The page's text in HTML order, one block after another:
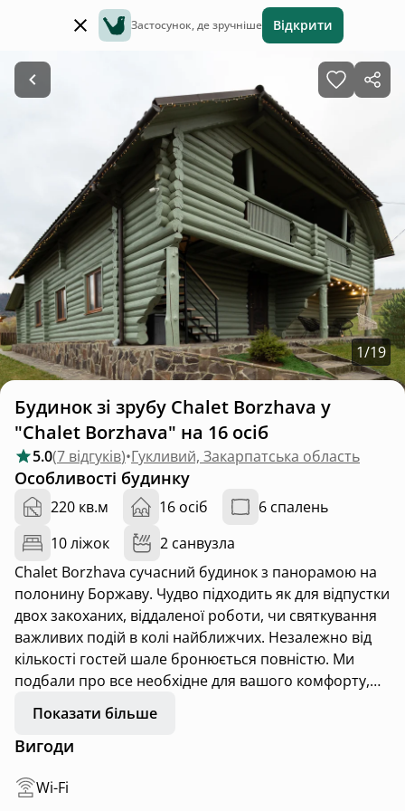
Застосунок, де зручніше Відкрити
1/19
Будинок зі зрубу Chalet Borzhava у
"Chalet Borzhava" на 16 осіб
5.0(7 відгуків)•Гукливий, Закарпатська область
Особливості будинку
220 кв.м 16 осіб
6 спалень
10 ліжок
2 санвузла
Chalet Borzhava сучасний будинок з панорамою на
полонину Боржаву. Чудво підходить як для відпустки
двох закоханих, віддаленої роботи, чи святкування
важливих подій в колі найближчих. Незалежно від
кількості гостей шале бронюється повністю. Ми
подбали про все необхідне для вашого комфорту,
від інстаграмного посуду для сервірування столу та
білосніжної постелі, до колекції настільних ігор та
приватної бібліотеки.
В будинку 6 спалень та два диван-ліжка у вітальнях,
Показати більше
Вигоди
Wi-Fi